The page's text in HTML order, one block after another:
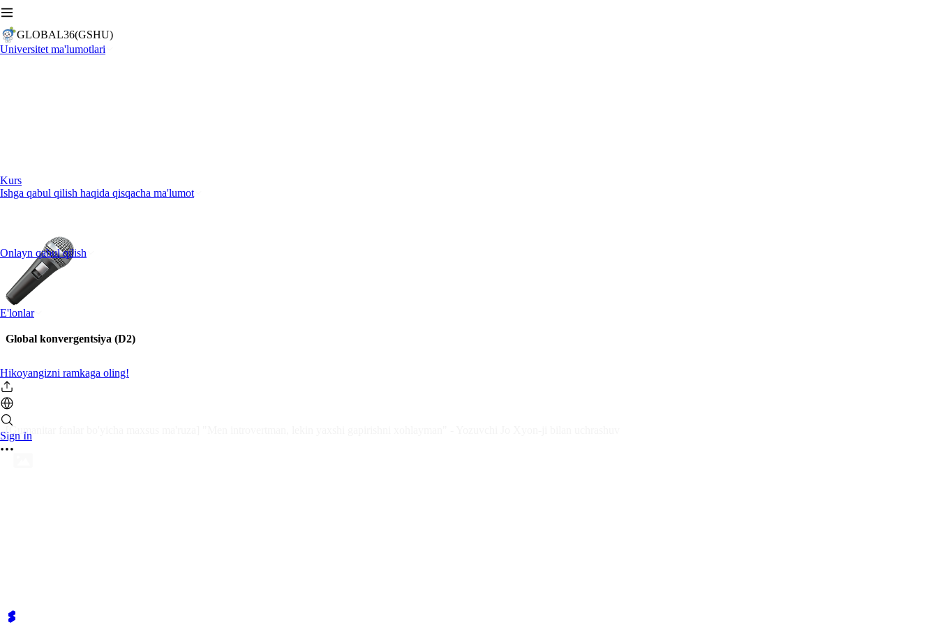
GLOBAL36(GSHU)
Universitet ma'lumotlari
Kurs
Ishga qabul qilish haqida qisqacha ma'lumot
Onlayn qabul qilish
E'lonlar
Hikoyangizni ramkaga oling!
Sign In
Global konvergentsiya (D2)
[Gumanitar fanlar bo'yicha maxsus ma'ruza] "Men introvertman, lekin yaxshi gapirishni xohlayman" - Yozuvchi Jo Xyon-ji bilan uchrashuv